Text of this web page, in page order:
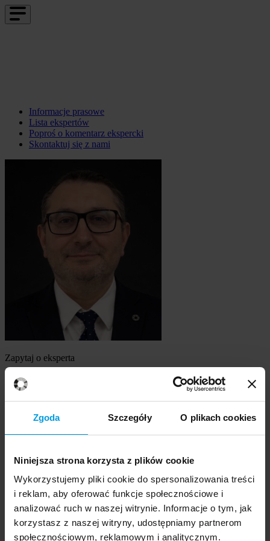
Zgoda Szczegóły O plikach cookies
Niniejsza strona korzysta z plików cookie
Wykorzystujemy pliki cookie do spersonalizowania treści
i reklam, aby oferować funkcje społecznościowe i
analizować ruch w naszej witrynie. Informacje o tym, jak
korzystasz z naszej witryny, udostępniamy partnerom
społecznościowym, reklamowym i analitycznym.
Informacje prasowe
Lista ekspertów
Poproś o komentarz ekspercki
Skontaktuj się z nami
Zapytaj o eksperta
prof. dr hab. Mikołaj Cześnik
Szukasz eksperta
Wybierz temat
Ekspert
Wybierz formę kontaktu
udzielenie wywiadu
komentarz do artykułu
udział w audycji radiowej na żywo
udział w nagraniu audycji radiowej
udział w audycji telewizyjnej na żywo